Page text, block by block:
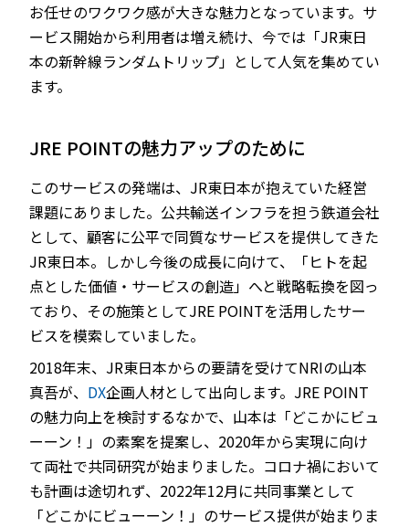
お任せのワクワク感が大きな魅力となっています。サ
ービス開始から利用者は増え続け、今では「JR東日
本の新幹線ランダムトリップ」として人気を集めてい
ます。
JRE POINTの魅力アップのために
このサービスの発端は、JR東日本が抱えていた経営
課題にありました。公共輸送インフラを担う鉄道会社
として、顧客に公平で同質なサービスを提供してきた
JR東日本。しかし今後の成長に向けて、「ヒトを起
点とした価値・サービスの創造」へと戦略転換を図っ
ており、その施策としてJRE POINTを活用したサー
ビスを模索していました。
2018年末、JR東日本からの要請を受けてNRIの山本
真吾が、 DX企画人材として出向します。JRE POINT
の魅力向上を検討するなかで、山本は「どこかにビュ
ーーン！」の素案を提案し、2020年から実現に向け
て両社で共同研究が始まりました。コロナ禍において
も計画は途切れず、2022年12月に共同事業として
「どこかにビューーン！」のサービス提供が始まりま